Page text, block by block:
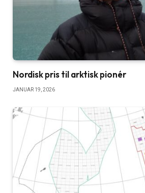
Nordisk pris til arktisk pionér
JANUAR 19, 2026